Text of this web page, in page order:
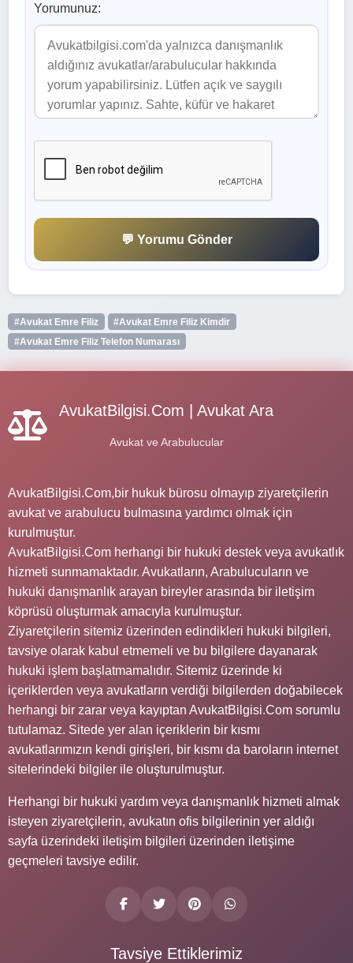
Yorumunuz:
💬 Yorumu Gönder
#Avukat Emre Filiz
#Avukat Emre Filiz Kimdir
#Avukat Emre Filiz Telefon Numarası
AvukatBilgisi.Com | Avukat Ara
Avukat ve Arabulucular
AvukatBilgisi.Com,bir hukuk bürosu olmayıp ziyaretçilerin
avukat ve arabulucu bulmasına yardımcı olmak için
kurulmuştur.
AvukatBilgisi.Com herhangi bir hukuki destek veya avukatlık
hizmeti sunmamaktadır. Avukatların, Arabulucuların ve
hukuki danışmanlık arayan bireyler arasında bir iletişim
köprüsü oluşturmak amacıyla kurulmuştur.
Ziyaretçilerin sitemiz üzerinden edindikleri hukuki bilgileri,
tavsiye olarak kabul etmemeli ve bu bilgilere dayanarak
hukuki işlem başlatmamalıdır. Sitemiz üzerinde ki
içeriklerden veya avukatların verdiği bilgilerden doğabilecek
herhangi bir zarar veya kayıptan AvukatBilgisi.Com sorumlu
tutulamaz. Sitede yer alan içeriklerin bir kısmı
avukatlarımızın kendi girişleri, bir kısmı da baroların internet
sitelerindeki bilgiler ile oluşturulmuştur.
Herhangi bir hukuki yardım veya danışmanlık hizmeti almak
isteyen ziyaretçilerin, avukatın ofis bilgilerinin yer aldığı
sayfa üzerindeki iletişim bilgileri üzerinden iletişime
geçmeleri tavsiye edilir.
Tavsiye Ettiklerimiz